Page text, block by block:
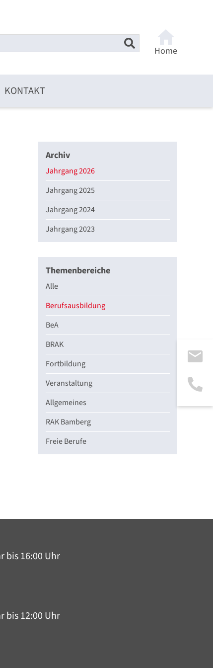
Home
KONTAKT
Archiv
Jahrgang 2026
Jahrgang 2025
Jahrgang 2024
Jahrgang 2023
Themenbereiche
Alle
Berufsausbildung
BeA
BRAK
Fortbildung
Veranstaltung
Allgemeines
RAK Bamberg
Freie Berufe
bis 16:00 Uhr
bis 12:00 Uhr